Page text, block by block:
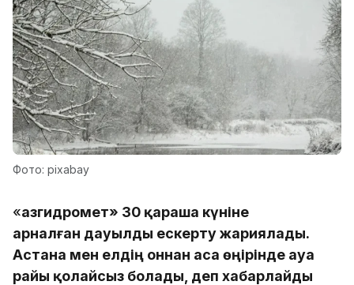
Фото: pixabay
«Қазгидромет» 30 қараша күніне
арналған дауылды ескерту жариялады.
Астана мен елдің оннан аса өңірінде ауа
райы қолайсыз болады, деп хабарлайды